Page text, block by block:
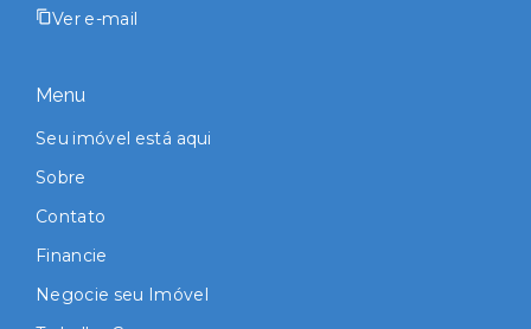
Ver e-mail
Menu
Seu imóvel está aqui
Sobre
Contato
Financie
Negocie seu Imóvel